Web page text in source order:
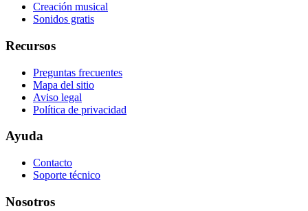
Creación musical
Sonidos gratis
Recursos
Preguntas frecuentes
Mapa del sitio
Aviso legal
Política de privacidad
Ayuda
Contacto
Soporte técnico
Nosotros